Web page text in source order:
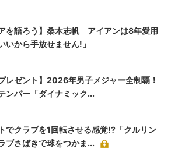
アを語ろう】桑木志帆 アイアンは8年愛用
いから手放せません!」
レゼント】2026年男子メジャー全制覇！
ンパー「ダイナミック...
でクラブを1回転させる感覚!?「クルリン
ブさばきで球をつかま...